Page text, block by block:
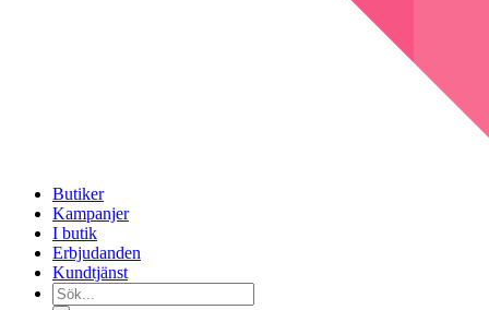
Butiker
Kampanjer
I butik
Erbjudanden
Kundtjänst
Sök...